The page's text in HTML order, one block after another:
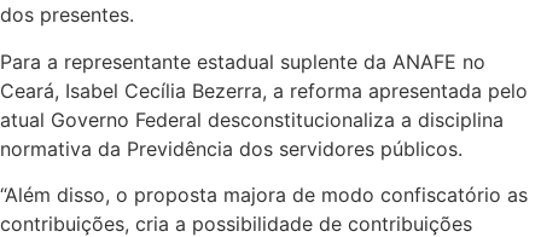
dos presentes.
Para a representante estadual suplente da ANAFE no
Ceará, Isabel Cecília Bezerra, a reforma apresentada pelo
atual Governo Federal desconstitucionaliza a disciplina
normativa da Previdência dos servidores públicos.
“Além disso, o proposta majora de modo confiscatório as
contribuições, cria a possibilidade de contribuições